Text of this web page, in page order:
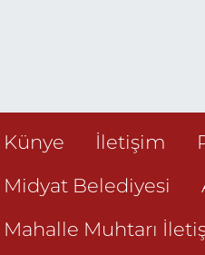
Künye İletişim
Midyat Belediyesi
Mahalle Muhtarı